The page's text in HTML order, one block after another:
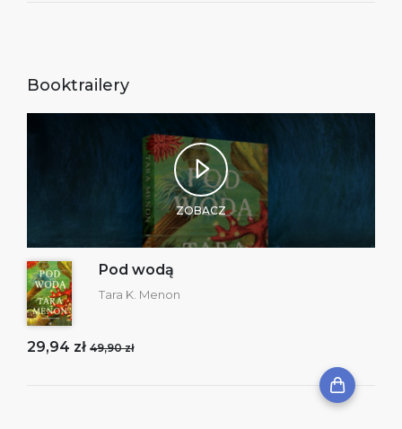
Booktrailery
ZOBACZ
Pod wodą
Tara K. Menon
29,94 zł 49,90 zł